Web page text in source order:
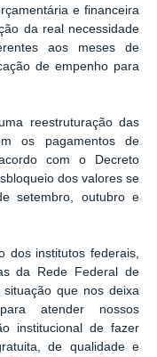
e financeira
da real necessidade
aos meses de
de empenho para
reestruturação das
os pagamentos de
com o Decreto
dos valores se
setembro, outubro e
dos institutos federais,
da Rede Federal de
que nos deixa
atender nossos
institucional de fazer
de qualidade e